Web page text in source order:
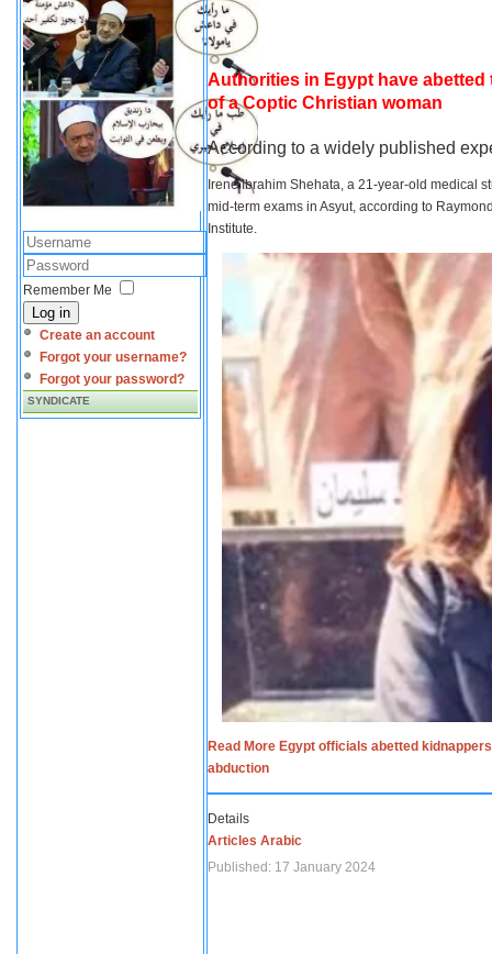
Remember Me
Log in
Create an account
Forgot your username?
Forgot your password?
SYNDICATE
Authorities in Egypt have
of a Coptic Christian woman
According to a widely published
Irene Ibrahim Shehata, a 21-year-old medical
mid-term exams in Asyut, according to
Institute.
Read More Egypt officials abetted
abduction
Details
Articles Arabic
Published: 17 January 2024